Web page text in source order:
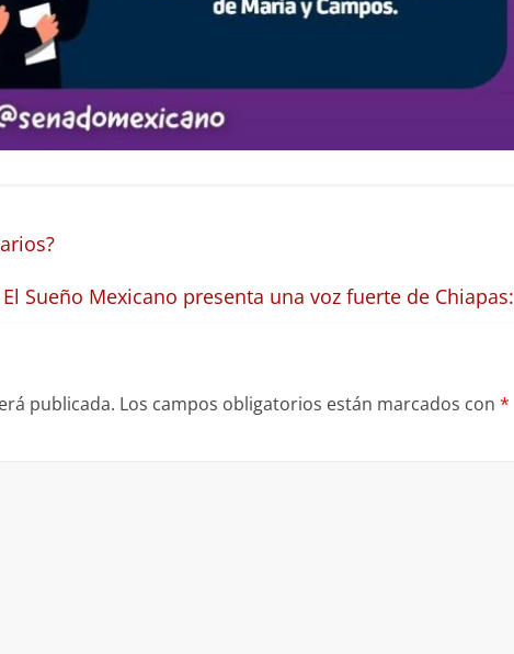
El Sueño Mexicano presenta una voz fuerte de Chiapas:
publicada. Los campos obligatorios están marcados con *